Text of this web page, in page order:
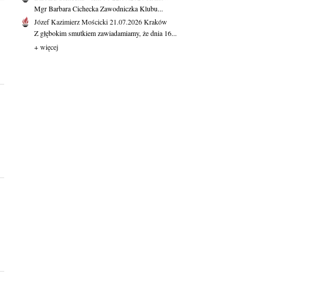
Mgr Barbara Cichecka Zawodniczka Klubu...
Józef Kazimierz Mościcki21.07.2026Kraków
Z głębokim smutkiem zawiadamiamy, że dnia 16...
+ więcej